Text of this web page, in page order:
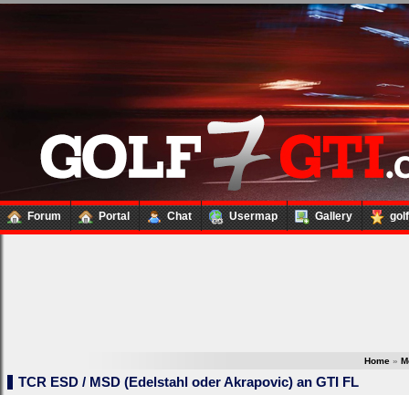
Forum Portal Chat Usermap Gallery
Home »
TCR ESD / MSD (Edelstahl oder Akrapovic) an GTI FL